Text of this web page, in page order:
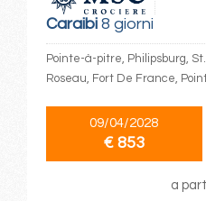
Caraibi8 giorni
Pointe-à-pitre, Philipsburg,
Roseau, Fort De France,
09/04/2028
€ 853
a